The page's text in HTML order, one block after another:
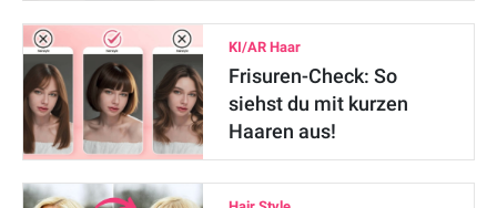
KI/AR Haar
Frisuren-Check: So
siehst du mit kurzen
Haaren aus!